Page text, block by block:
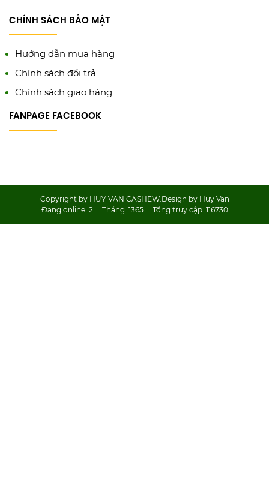
CHÍNH SÁCH BẢO MẬT
Hướng dẫn mua hàng
Chính sách đổi trả
Chính sách giao hàng
FANPAGE FACEBOOK
Copyright by HUY VAN CASHEW.Design by Huy Van
Đang online: 2Tháng: 1365Tổng truy cập: 116730